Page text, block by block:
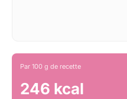
Par 100 g de recette
246 kcal